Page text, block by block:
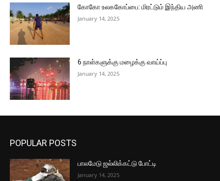
கோகோ உலககோப்பை: மிரட்டும் இந்திய அணி
January 14, 2025
6 நாள்களுக்கு மழைக்கு வாய்ப்பு
January 14, 2025
POPULAR POSTS
பாலமேடு ஜல்லிக்கட்டு போட்டி
January 14, 2025